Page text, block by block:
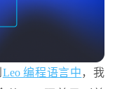
Leo 编程语言中，我